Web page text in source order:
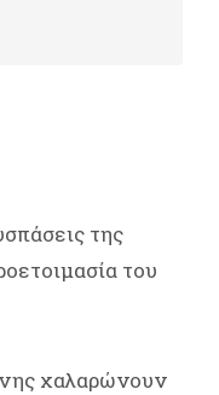
της
του
χαλαρώνουν